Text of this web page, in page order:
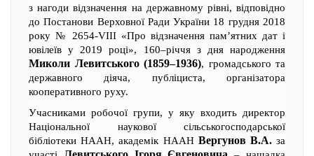
з нагоди відзначення на державному рівні, відповідно
до Постанови Верховної Ради України 18 грудня 2018
року № 2654-VIII «Про відзначення пам’ятних дат і
ювілеїв у 2019 році», 160–річчя з дня народження
Миколи Левитського (1859–1936), громадського та
державного діяча, публіциста, організатора
кооперативного руху.
Учасниками робочої групи, у яку входить директор
Національної наукової сільськогосподарської
бібліотеки НААН, академік НААН Вергунов В.А.за